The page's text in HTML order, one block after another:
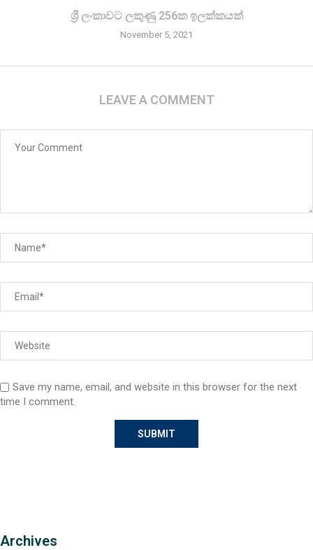
ශ්‍රී ලංකාවට ලකුණු 256ක ඉලක්කයක්
November 5, 2021
LEAVE A COMMENT
Save my name, email, and website in this browser for the next
time I comment.
Archives